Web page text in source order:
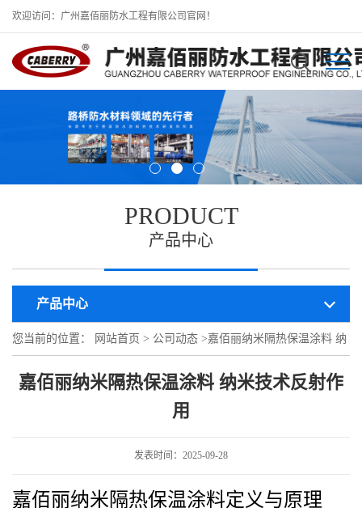
欢迎访问：广州嘉佰丽防水工程有限公司官网！
PRODUCT
产品中心
产品中心
您当前的位置： 网站首页 > 公司动态 >嘉佰丽纳米隔热保温涂料 纳
米技术反射作用
嘉佰丽纳米隔热保温涂料 纳米技术反射作
用
发表时间：2025-09-28
嘉佰丽纳米隔热保温涂料定义与原理